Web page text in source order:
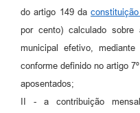
do artigo 149 da
por cento) calculado sobre
municipal efetivo,
conforme definido no artigo
aposentados;
II - a contribuição